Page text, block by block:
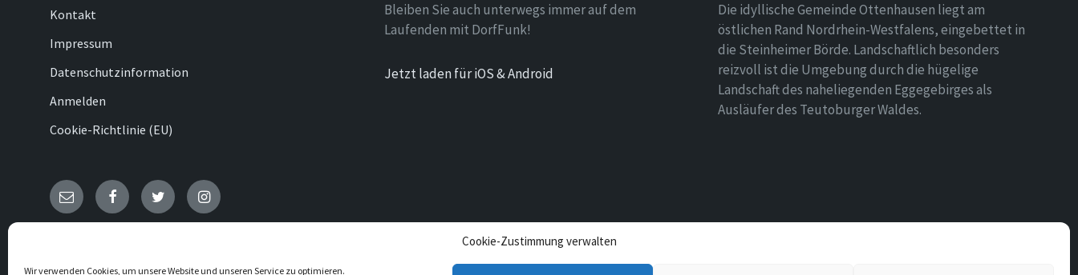
Cookie-Zustimmung verwalten
Wir verwenden Cookies, um unsere Website und unseren Service zu optimieren.
Kontakt
Impressum
Datenschutzinformation
Anmelden
Cookie-Richtlinie (EU)
Bleiben Sie auch unterwegs immer auf dem
Laufenden mit DorfFunk!
Jetzt laden für iOS & Android
Die idyllische Gemeinde Ottenhausen liegt am
östlichen Rand Nordrhein-Westfalens, eingebettet in
die Steinheimer Börde. Landschaftlich besonders
reizvoll ist die Umgebung durch die hügelige
Landschaft des naheliegenden Eggegebirges als
Ausläufer des Teutoburger Waldes.
E- FacebookTwitter Instagram